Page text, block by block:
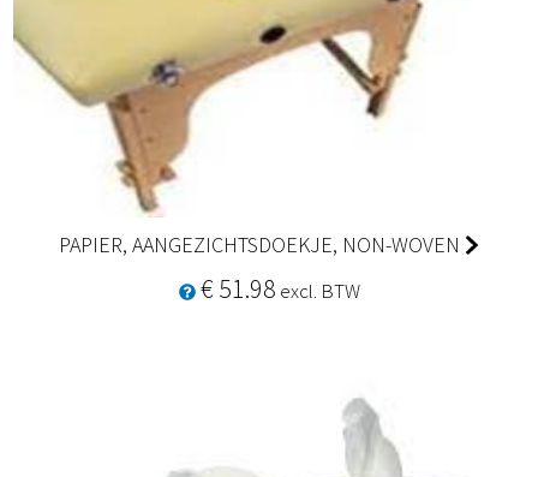
PAPIER, AANGEZICHTSDOEKJE, NON-WOVEN
€ 51.98 excl. BTW